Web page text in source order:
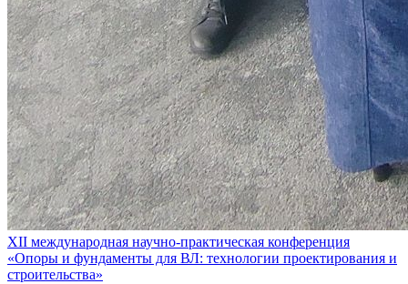
XII международная научно-практическая конференция
«Опоры и фундаменты для ВЛ: технологии проектирования и
строительства»